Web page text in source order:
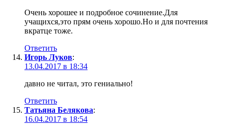
Очень хорошее и подробное сочинение.Для
учащихся,это прям очень хорошо.Но и для почтения
вкратце тоже.
Ответить
Игорь Луков:
13.04.2017 в 18:34
давно не читал, это гениально!
Ответить
Татьяна Белякова:
16.04.2017 в 18:54